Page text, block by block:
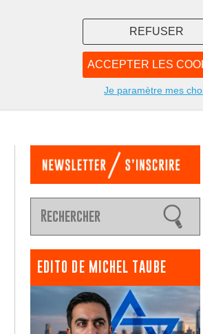
ACCEPTER LES
REFUSER
Je paramètre mes
NOUS
EDITO DE MICHEL TAUBE